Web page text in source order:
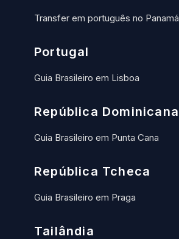
Transfer em português no Panamá
Portugal
Guia Brasileiro em Lisboa
República Dominicana
Guia Brasileiro em Punta Cana
República Tcheca
Guia Brasileiro em Praga
Tailândia